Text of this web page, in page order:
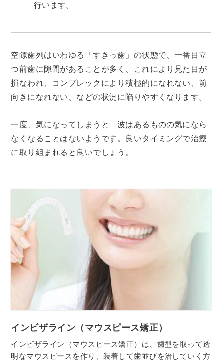
行います。
空隙歯列はいわゆる「すきっ歯」の状態で、一番目立
つ前歯に隙間があることが多く、これにより見た目が
損なわれ、コンプレックにより積極的になれない、前
向きになれない、などの状況に陥りやすくなります。
一度、気になってしまうと、波はあるものの気になら
なくなることはないようです。良いタイミングで治療
に取り組まれると良いでしょう。
インビザライン（マウスピース矯正）
インビザライン（マウスピース矯正）は、歯型を取って透
明なマウスピースを作り、装着して歯並びを治していく方